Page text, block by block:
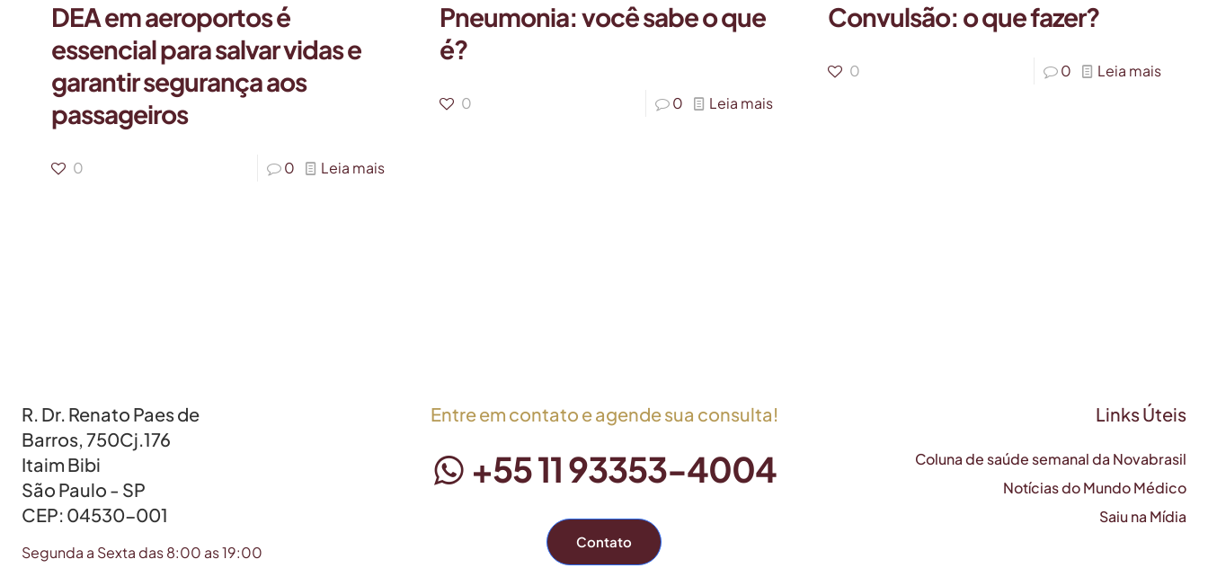
DEA em aeroportos é
essencial para salvar vidas e
garantir segurança aos
passageiros
0 0 Leia mais
Pneumonia: você sabe o que
é?
0 0 Leia mais
Convulsão: o que fazer?
0 0 Leia mais
R. Dr. Renato Paes de
Barros, 750Cj.176
Itaim Bibi
São Paulo - SP
CEP: 04530-001
Segunda a Sexta das 8:00 as 19:00
Entre em contato e agende sua consulta!
+55 11 93353-4004
Contato
Links Úteis
Coluna de saúde semanal da Novabrasil
Notícias do Mundo Médico
Saiu na Mídia